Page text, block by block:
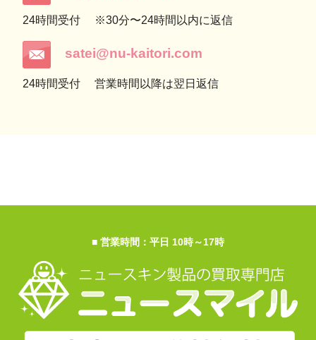
24時間受付 ※30分〜24時間以内に返信
satei@nu-kaitori.com
24時間受付 営業時間以降は翌日返信
■ 営業時間：平日 10時～17時